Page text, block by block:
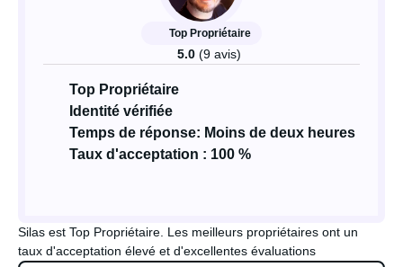
Top Propriétaire
5.0 (9 avis)
Top Propriétaire
Identité vérifiée
Temps de réponse: Moins de deux heures
Taux d'acceptation : 100 %
Silas est Top Propriétaire. Les meilleurs propriétaires ont un
taux d'acceptation élevé et d'excellentes évaluations